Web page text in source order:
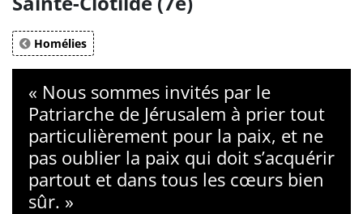
Homélies
« Nous sommes invités par le
Patriarche de Jérusalem à prier tout
particulièrement pour la paix, et ne
pas oublier la paix qui doit s’acquérir
partout et dans tous les cœurs bien
sûr. »